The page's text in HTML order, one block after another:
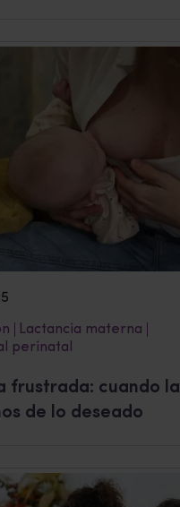
Lactancia materna
perinatal
frustrada: cuando
de lo deseado